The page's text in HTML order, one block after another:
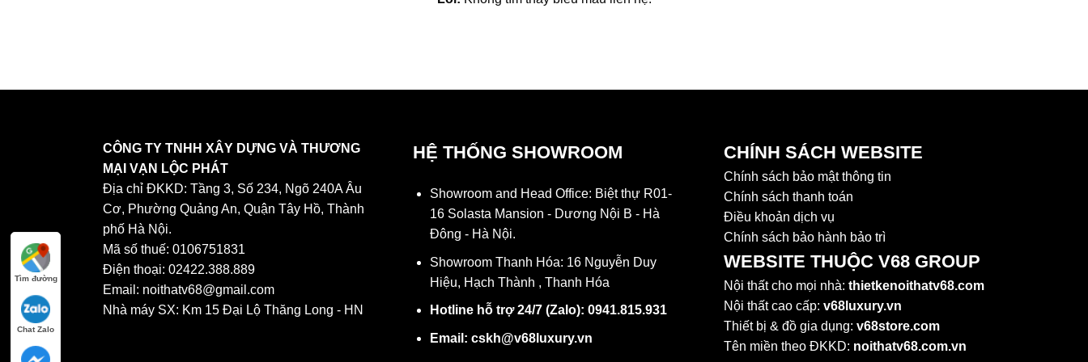
CÔNG TY TNHH XÂY DỰNG VÀ THƯƠNG
MẠI VẠN LỘC PHÁT
Địa chỉ ĐKKD: Tầng 3, Số 234, Ngõ 240A Âu
Cơ, Phường Quảng An, Quận Tây Hồ, Thành
phố Hà Nội.
Mã số thuế: 0106751831
Điện thoại: 02422.388.889
Email: noithatv68@gmail.com
Nhà máy SX: Km 15 Đại Lộ Thăng Long - HN
HỆ THỐNG SHOWROOM
Showroom and Head Office: Biệt thự R01-
16 Solasta Mansion - Dương Nội B - Hà
Đông - Hà Nội.
Showroom Thanh Hóa: 16 Nguyễn Duy
Hiệu, Hạch Thành , Thanh Hóa
Hotline hỗ trợ 24/7 (Zalo): 0941.815.931
Email: cskh@v68luxury.vn
CHÍNH SÁCH WEBSITE
Chính sách bảo mật thông tin
Chính sách thanh toán
Điều khoản dịch vụ
Chính sách bảo hành bảo trì
WEBSITE THUỘC V68 GROUP
Nội thất cho mọi nhà: thietkenoithatv68.com
Nội thất cao cấp: v68luxury.vn
Thiết bị & đồ gia dụng: v68store.com
Tên miền theo ĐKKD: noithatv68.com.vn
Tìm đường
Chat Zalo